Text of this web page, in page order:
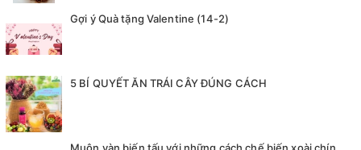
Gợi ý Quà tặng Valentine (14-2)
5 BÍ QUYẾT ĂN TRÁI CÂY ĐÚNG CÁCH